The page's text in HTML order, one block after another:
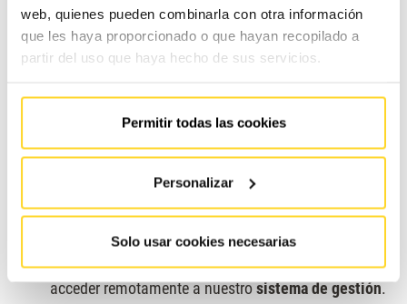
web, quienes pueden combinarla con otra información
que les haya proporcionado o que hayan recopilado a
partir del uso que haya hecho de sus servicios.
Permitir todas las cookies
Personalizar
Solo usar cookies necesarias
alternativos.
Mejora del sistema de telecomunicaciones
Estamos en fase de implantación de las
mejoras en nuestra red de telecomunicaciones
La instalación de una nueva
multifuncional y de última generación.
Dotación desmartphones para toda
la plantilla técnica y comercialpara que puedan
acceder remotamente a nuestrosistema de gestión.